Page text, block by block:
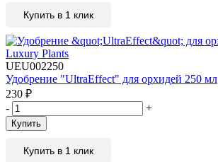
Купить в 1 клик
UEU002250
Удобрение "UltraEffect" для орхидей 250 мл
230 ₽
-
+
Купить
Купить в 1 клик